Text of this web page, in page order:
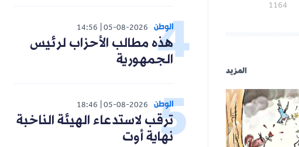
1164
المزيد
الوطن 05-08-2026
14:56
هذه مطالب الأحزاب لرئيس
الجمهورية
الوطن 05-08-2026
18:46
ترقب لاستدعاء الهيئة الناخبة
نهاية أوت